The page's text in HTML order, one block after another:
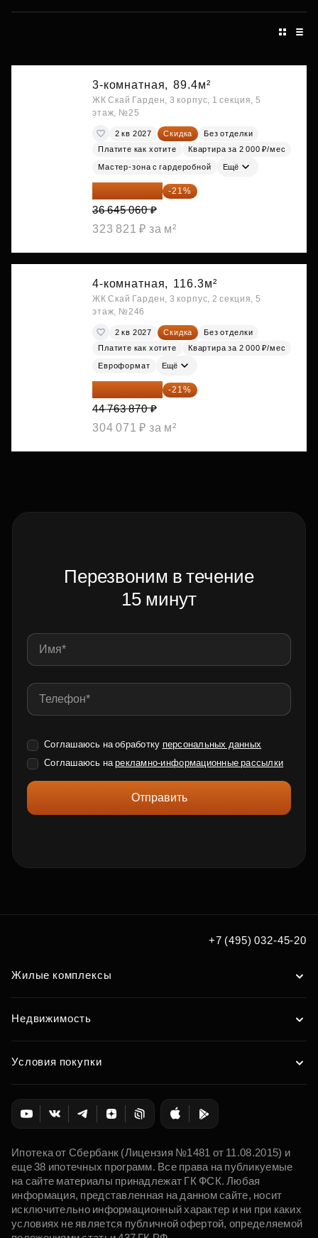
3-комнатная, 89.4м²
ЖК Скай Гарден, 3 корпус, 1 секция, 5
этаж, №25
2 кв 2027 Скидка
Без отделки
Платите как хотите
Квартира за 2 000 ₽/мес
Мастер-зона с гардеробной Ещё
28 949 597 ₽ -21%
36 645 060 ₽
323 821 ₽ за м²
4-комнатная, 116.3м²
ЖК Скай Гарден, 3 корпус, 2 секция, 5
этаж, №246
2 кв 2027 Скидка
Без отделки
Платите как хотите
Квартира за 2 000 ₽/мес
Евроформат Ещё
35 363 457 ₽ -21%
44 763 870 ₽
304 071 ₽ за м²
Перезвоним в течение
15 минут
Соглашаюсь на обработку персональных данных
Соглашаюсь нарекламно-информационные рассылки
Отправить
+7 (495) 032-45-20
Жилые комплексы
Недвижимость
Условия покупки
Ипотека от Сбербанк (Лицензия №1481 от 11.08.2015) и
еще 38 ипотечных программ. Все права на публикуемые
на сайте материалы принадлежат ГК ФСК. Любая
информация, представленная на данном сайте, носит
исключительно информационный характер и ни при каких
условиях не является публичной офертой, определяемой